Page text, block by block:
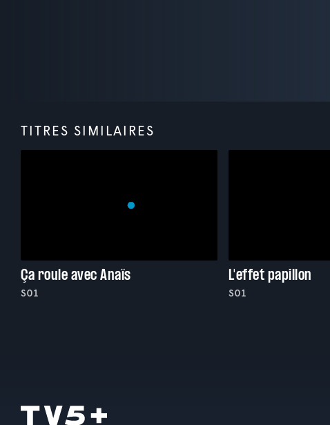
TITRES SIMILAIRES
Ça roule avec Anaïs
S01
L'effet papillon
S01